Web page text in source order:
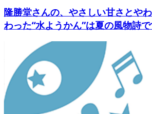
隆勝堂さんの、やさしい甘さとや
わった“水ようかん”は夏の風物詩で